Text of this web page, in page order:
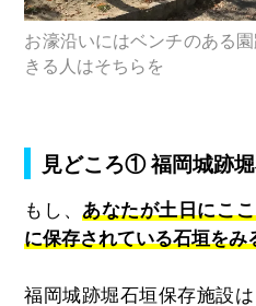
お濠沿いにはベンチのある
きる人はそちらを
見どころ① 福岡城跡
もし、あなたが土日にこ
に保存されている石垣をみ
福岡城跡堀石垣保存施設